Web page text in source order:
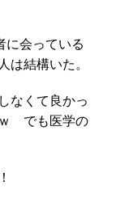
に会っている
は結構いた。
なくて良かっ
ｗ でも医学の